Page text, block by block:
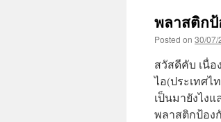
พลาสติกป้
Posted on 30/07/
สวัสดีคับ เนื่
ไอ(ประเทศ
เป็นมายังไง
พลาสติกป้อง